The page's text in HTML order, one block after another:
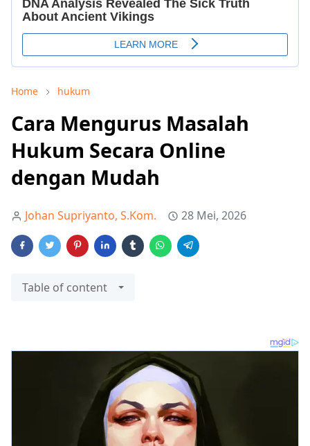
Home hukum
Cara Mengurus Masalah
Hukum Secara Online
dengan Mudah
Johan Supriyanto, S.Kom. 28 Mei, 2026
Table of content